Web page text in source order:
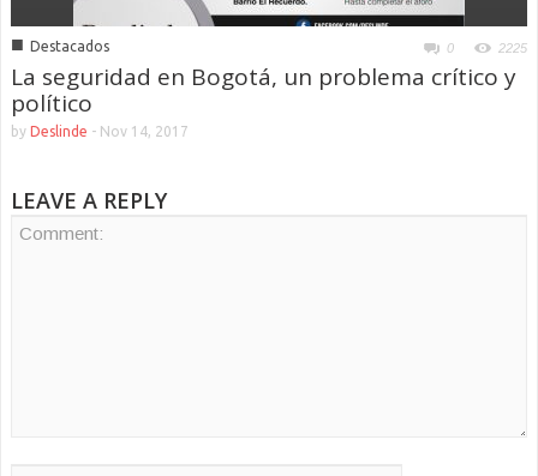
■ Destacados 0 2225
La seguridad en Bogotá, un problema crítico y
político
by Deslinde - Nov 14, 2017
LEAVE A REPLY